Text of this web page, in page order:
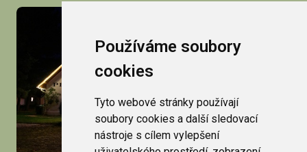
Používáme soubory
cookies
Tyto webové stránky používají
soubory cookies a další sledovací
nástroje s cílem vylepšení